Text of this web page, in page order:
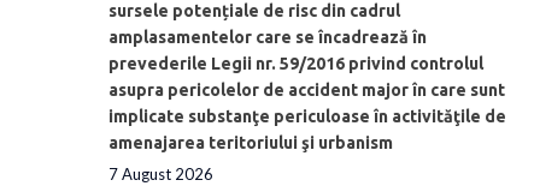
sursele potențiale de risc din cadrul
amplasamentelor care se încadrează în
prevederile Legii nr. 59/2016 privind controlul
asupra pericolelor de accident major în care sunt
implicate substanţe periculoase în activităţile de
amenajarea teritoriului şi urbanism
7 August 2026